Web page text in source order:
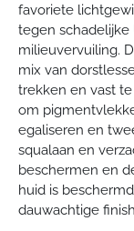
Retourneren
Artikelen mogen
zonder schade
voor eigen
favoriete
tegen schadelijke
milieuvervuiling.
mix van
trekken en vast
om
egaliseren en
squalaan en
beschermen en
huid is
dauwachtige